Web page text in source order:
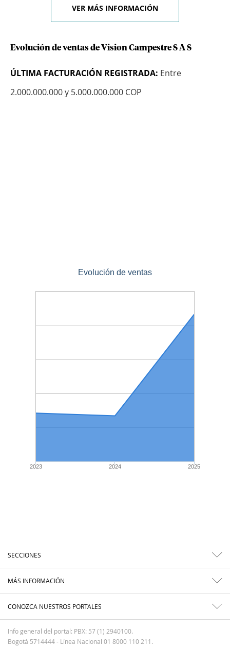
VER MÁS INFORMACIÓN
Evolución de ventas de Vision Campestre S A S
ÚLTIMA FACTURACIÓN REGISTRADA: Entre
2.000.000.000 y 5.000.000.000 COP
Evolución de ventas
2023 2024 2025
SECCIONES
MÁS INFORMACIÓN
CONOZCA NUESTROS PORTALES
Info general del portal: PBX: 57 (1) 2940100.
Bogotá 5714444 - Línea Nacional 01 8000 110 211.